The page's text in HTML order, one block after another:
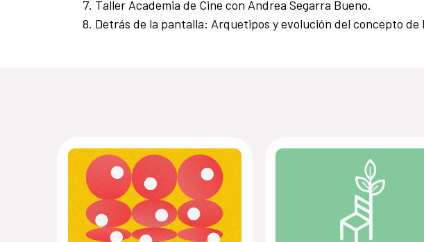
Taller Academia de Cine con Andrea Segarra Bueno.
Detrás de la pantalla: Arquetipos y evolución del concepto